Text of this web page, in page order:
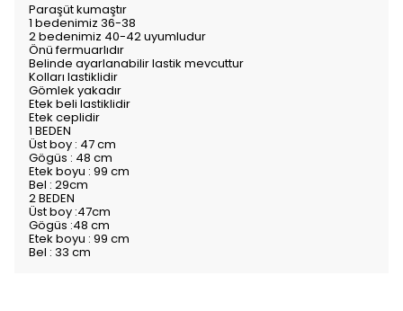
Paraşüt kumaştır
1 bedenimiz 36-38
2 bedenimiz 40-42 uyumludur
Önü fermuarlıdır
Belinde ayarlanabilir lastik mevcuttur
Kolları lastiklidir
Gömlek yakadır
Etek beli lastiklidir
Etek ceplidir
1 BEDEN
Üst boy : 47 cm
Gögüs : 48 cm
Etek boyu : 99 cm
Bel : 29cm
2 BEDEN
Üst boy :47cm
Gögüs :48 cm
Etek boyu : 99 cm
Bel : 33 cm